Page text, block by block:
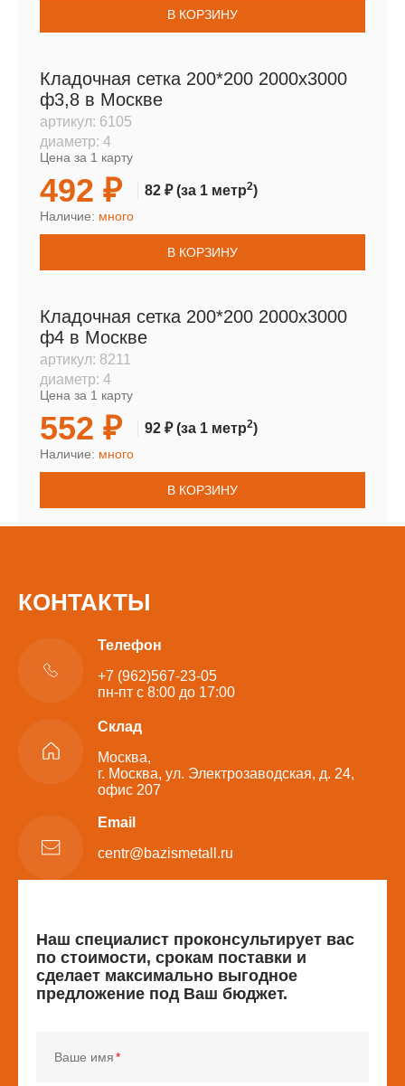
В КОРЗИНУ
Кладочная сетка 200*200 2000х3000
ф3,8 в Москве
артикул: 6105
диаметр: 4
Цена за 1 карту
492 ₽ 82 ₽(за 1 метр2)
Наличие: много
В КОРЗИНУ
Кладочная сетка 200*200 2000х3000
ф4 в Москве
артикул: 8211
диаметр: 4
Цена за 1 карту
552 ₽ 92 ₽(за 1 метр2)
Наличие: много
В КОРЗИНУ
КОНТАКТЫ
Телефон
+7 (962)567-23-05
пн-пт с 8:00 до 17:00
Склад
Москва,
г. Москва, ул. Электрозаводская, д. 24,
офис 207
Email
centr@bazismetall.ru
Наш специалист проконсультирует вас
по стоимости, срокам поставки и
сделает максимально выгодное
предложение под Ваш бюджет.
Ваше имя